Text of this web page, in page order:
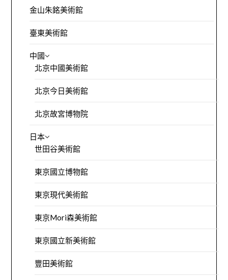
金山朱銘美術館
臺東美術館
中國
北京中國美術館
北京今日美術館
北京故宮博物院
日本
世田谷美術館
東京國立博物館
東京現代美術館
東京Mori森美術館
東京國立新美術館
豐田美術館